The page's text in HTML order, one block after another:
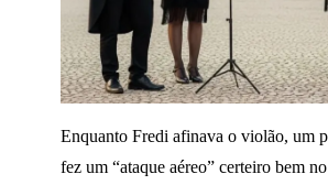
Enquanto Fredi afinava o violão, um
fez um “ataque aéreo” certeiro bem